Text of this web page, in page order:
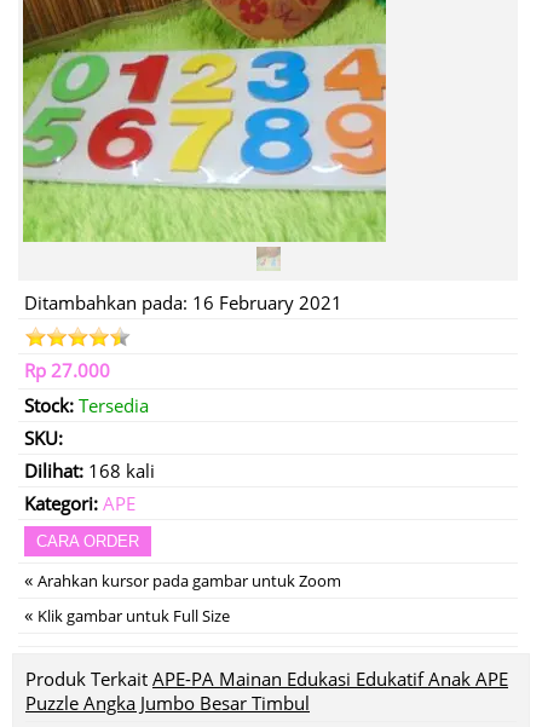
Ditambahkan pada: 16 February 2021
Rp 27.000
Stock: Tersedia
SKU:
Dilihat: 168 kali
Kategori: APE
CARA ORDER
« Arahkan kursor pada gambar untuk Zoom
« Klik gambar untuk Full Size
Produk Terkait APE-PA Mainan Edukasi Edukatif Anak APE
Puzzle Angka Jumbo Besar Timbul